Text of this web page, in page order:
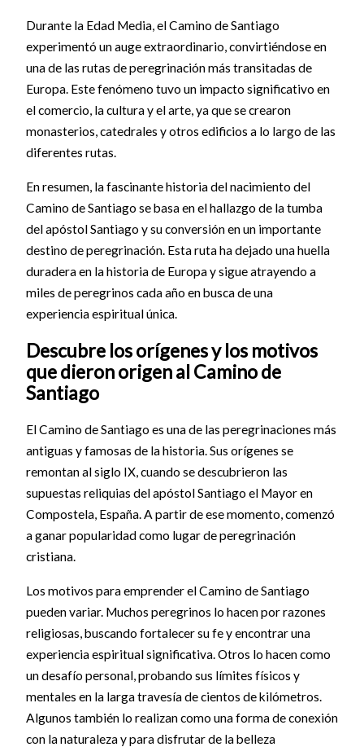
Durante la Edad Media, el Camino de Santiago
experimentó un auge extraordinario, convirtiéndose en
una de las rutas de peregrinación más transitadas de
Europa. Este fenómeno tuvo un impacto significativo en
el comercio, la cultura y el arte, ya que se crearon
monasterios, catedrales y otros edificios a lo largo de las
diferentes rutas.
En resumen, la fascinante historia del nacimiento del
Camino de Santiago se basa en el hallazgo de la tumba
del apóstol Santiago y su conversión en un importante
destino de peregrinación. Esta ruta ha dejado una huella
duradera en la historia de Europa y sigue atrayendo a
miles de peregrinos cada año en busca de una
experiencia espiritual única.
Descubre los orígenes y los motivos
que dieron origen al Camino de
Santiago
El Camino de Santiago es una de las peregrinaciones más
antiguas y famosas de la historia. Sus orígenes se
remontan al siglo IX, cuando se descubrieron las
supuestas reliquias del apóstol Santiago el Mayor en
Compostela, España. A partir de ese momento, comenzó
a ganar popularidad como lugar de peregrinación
cristiana.
Los motivos para emprender el Camino de Santiago
pueden variar. Muchos peregrinos lo hacen por razones
religiosas, buscando fortalecer su fe y encontrar una
experiencia espiritual significativa. Otros lo hacen como
un desafío personal, probando sus límites físicos y
mentales en la larga travesía de cientos de kilómetros.
Algunos también lo realizan como una forma de conexión
con la naturaleza y para disfrutar de la belleza